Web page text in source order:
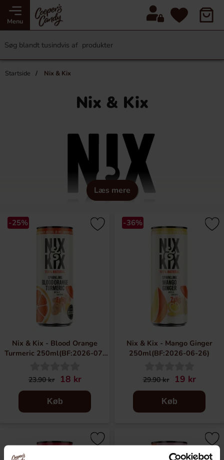
Menu
Startside Nix & Kix
Nix & Kix
Læs mere
-25%
Nix & Kix - Blood Orange
Turmeric 250ml(BF:2026-07-
23.90 kr 18 kr
Køb
-36%
Nix & Kix - Mango Ginger
250ml(BF:2026-06-26)
29.90 kr 19 kr
Køb